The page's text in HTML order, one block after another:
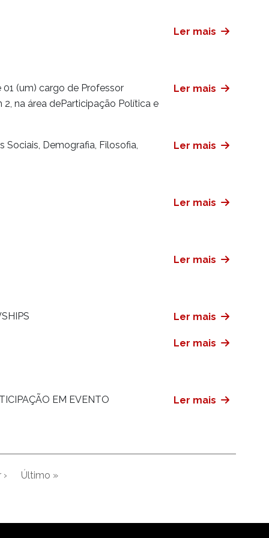
Ler mais
(um) cargo de Professor
na área deParticipação Política e
Ler mais
Sociais, Demografia, Filosofia,
Ler mais
Ler mais
Ler mais
Ler mais
Ler mais
EM EVENTO
Ler mais
página
Último »
Última página